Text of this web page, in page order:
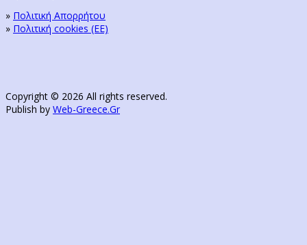
» Πολιτική Απορρήτου
» Πολιτική cookies (ΕΕ)
Copyright © 2026 All rights reserved.
Publish by Web-Greece.Gr